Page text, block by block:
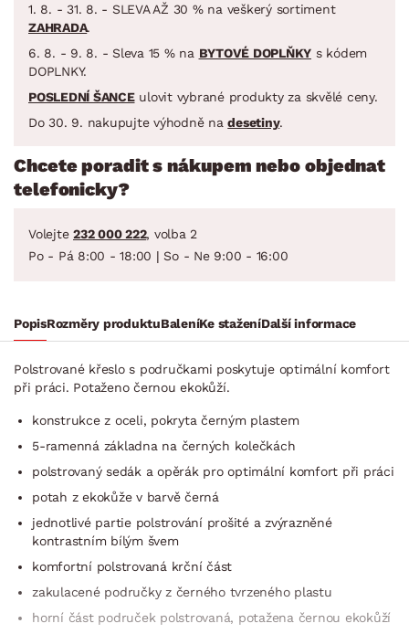
1. 8. - 31. 8. - SLEVA AŽ 30 % na veškerý sortiment
ZAHRADA.
6. 8. - 9. 8. - Sleva 15 % na BYTOVÉ DOPLŇKY s kódem
DOPLNKY.
POSLEDNÍ ŠANCEulovit vybrané produkty za skvělé ceny.
Do 30. 9. nakupujte výhodně nadesetiny.
Chcete poradit s nákupem nebo objednat
telefonicky?
Volejte 232 000 222, volba 2
Po - Pá 8:00 - 18:00 | So - Ne 9:00 - 16:00
PopisRozměry produktuBaleníKe staženíDalší informace
Polstrované křeslo s područkami poskytuje optimální komfort
při práci. Potaženo černou ekokůží.
konstrukce z oceli, pokryta černým plastem
5-ramenná základna na černých kolečkách
polstrovaný sedák a opěrák pro optimální komfort při práci
potah z ekokůže v barvě černá
jednotlivé partie polstrování prošité a zvýrazněné
kontrastním bílým švem
komfortní polstrovaná krční část
zakulacené područky z černého tvrzeného plastu
horní část područek polstrovaná, potažena černou ekokůží